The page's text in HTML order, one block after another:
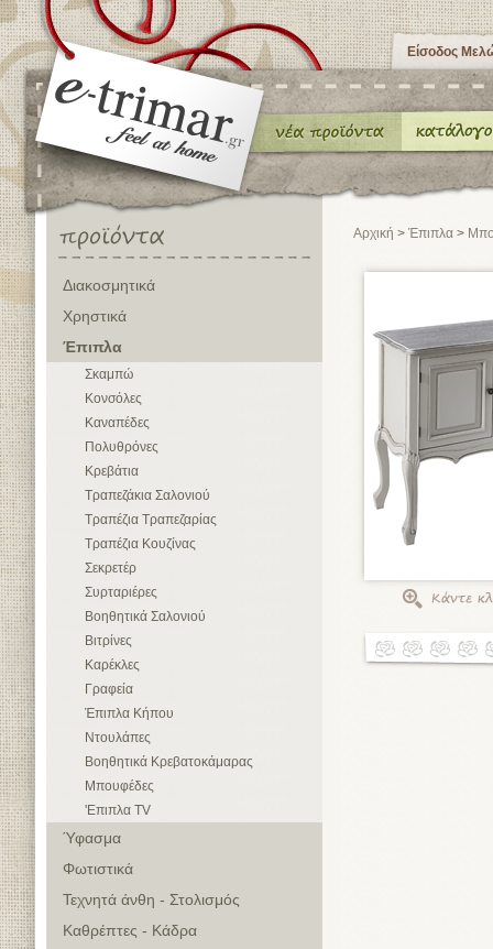
Είσοδος
Διακοσμητικά
Χρηστικά
Έπιπλα
Σκαμπώ
Κονσόλες
Καναπέδες
Πολυθρόνες
Κρεβάτια
Τραπεζάκια Σαλονιού
Τραπέζια Τραπεζαρίας
Τραπέζια Κουζίνας
Σεκρετέρ
Συρταριέρες
Βοηθητικά Σαλονιού
Βιτρίνες
Καρέκλες
Γραφεία
Έπιπλα Κήπου
Ντουλάπες
Βοηθητικά Κρεβατοκάμαρας
Μπουφέδες
'Επιπλα TV
Ύφασμα
Φωτιστικά
Τεχνητά άνθη - Στολισμός
Καθρέπτες - Κάδρα
Αρχική > Έπιπλα >